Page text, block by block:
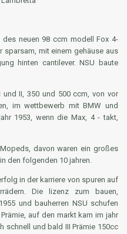
neuen 98 ccm modell Fox 4-
mit einem gehäuse aus
hinten cantilever. NSU baute
II, 350 und 500 ccm, von vor
im wettbewerb mit BMW und
1953, wenn die Max, 4 - takt,
davon waren ein großes
den folgenden 10 jahren.
in der karriere von spuren auf
Die lizenz zum bauen,
und bauherren NSU schufen
auf den markt kam im jahr
schnell und bald III Prämie 150cc